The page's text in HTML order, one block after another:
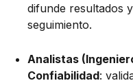
difunde resultados
seguimiento.
Analistas
Confiabilidad: